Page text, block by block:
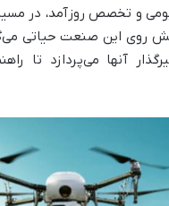
و تخصص روزآمد، در
روی این صنعت حیاتی
آنها می‌پردازد تا